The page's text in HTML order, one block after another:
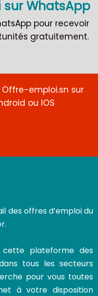
sur WhatsApp
pour recevoir
gratuitement.
emploi.sn sur
ou IOS
des offres d’emploi du
plateforme des
tous les secteurs
pour vous toutes
à votre disposition